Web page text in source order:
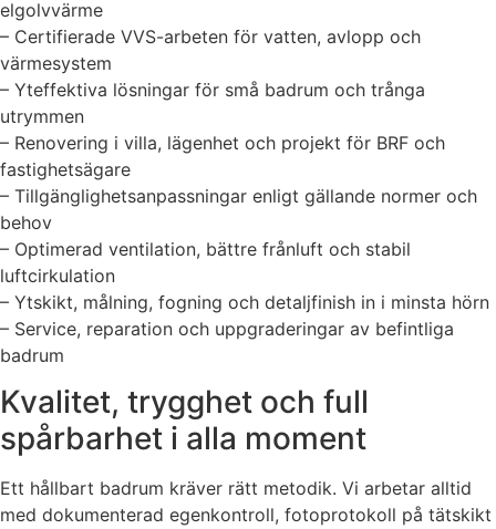
elgolvvärme
– Certifierade VVS-arbeten för vatten, avlopp och
värmesystem
– Yteffektiva lösningar för små badrum och trånga
utrymmen
– Renovering i villa, lägenhet och projekt för BRF och
fastighetsägare
– Tillgänglighetsanpassningar enligt gällande normer och
behov
– Optimerad ventilation, bättre frånluft och stabil
luftcirkulation
– Ytskikt, målning, fogning och detaljfinish in i minsta hörn
– Service, reparation och uppgraderingar av befintliga
badrum
Kvalitet, trygghet och full
spårbarhet i alla moment
Ett hållbart badrum kräver rätt metodik. Vi arbetar alltid
med dokumenterad egenkontroll, fotoprotokoll på tätskikt